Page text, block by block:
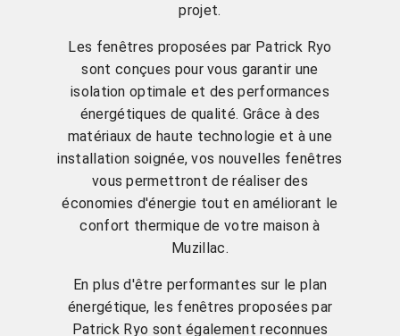
projet.
Les fenêtres proposées par Patrick Ryo
sont conçues pour vous garantir une
isolation optimale et des performances
énergétiques de qualité. Grâce à des
matériaux de haute technologie et à une
installation soignée, vos nouvelles fenêtres
vous permettront de réaliser des
économies d'énergie tout en améliorant le
confort thermique de votre maison à
Muzillac.
En plus d'être performantes sur le plan
énergétique, les fenêtres proposées par
Patrick Ryo sont également reconnues